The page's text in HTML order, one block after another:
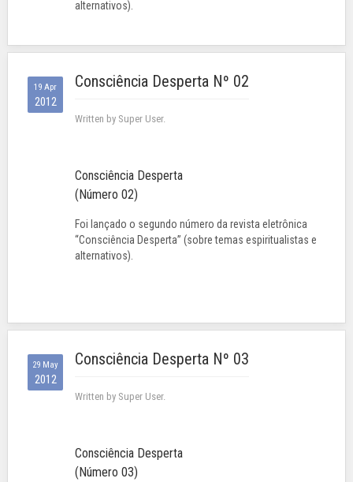
alternativos).
19 Apr
2012
Consciência Desperta Nº 02
Written by Super User.
Consciência Desperta
(Número 02)
Foi lançado o segundo número da revista eletrônica
“Consciência Desperta” (sobre temas espiritualistas e
alternativos).
29 May
2012
Consciência Desperta Nº 03
Written by Super User.
Consciência Desperta
(Número 03)